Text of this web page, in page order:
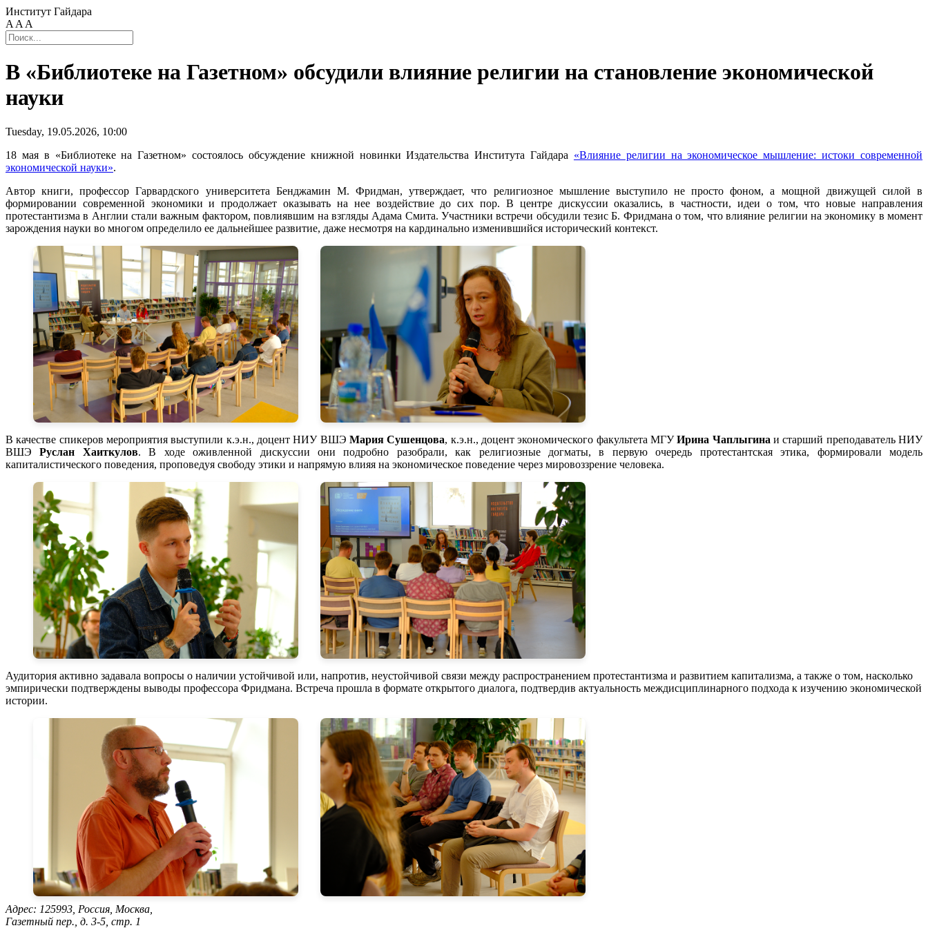
Институт Гайдара
A A A
В «Библиотеке на Газетном» обсудили влияние религии на становление экономической
науки
Tuesday, 19.05.2026, 10:00
18 мая в «Библиотеке на Газетном» состоялось обсуждение книжной новинки Издательства Института Гайдара «Влияние религии на экономическое мышление: истоки современной
экономической науки».
Автор книги, профессор Гарвардского университета Бенджамин М. Фридман, утверждает, что религиозное мышление выступило не просто фоном, а мощной движущей силой в
формировании современной экономики и продолжает оказывать на нее воздействие до сих пор. В центре дискуссии оказались, в частности, идеи о том, что новые направления
протестантизма в Англии стали важным фактором, повлиявшим на взгляды Адама Смита. Участники встречи обсудили тезис Б. Фридмана о том, что влияние религии на экономику в момент
зарождения науки во многом определило ее дальнейшее развитие, даже несмотря на кардинально изменившийся исторический контекст.
В качестве спикеров мероприятия выступили к.э.н., доцент НИУ ВШЭ Мария Сушенцова, к.э.н., доцент экономического факультета МГУИрина Чаплыгина и старший преподаватель НИУ
ВШЭРуслан Хаиткулов. В ходе оживленной дискуссии они подробно разобрали, как религиозные догматы, в первую очередь протестантская этика, формировали модель
капиталистического поведения, проповедуя свободу этики и напрямую влияя на экономическое поведение через мировоззрение человека.
Аудитория активно задавала вопросы о наличии устойчивой или, напротив, неустойчивой связи между распространением протестантизма и развитием капитализма, а также о том, насколько
эмпирически подтверждены выводы профессора Фридмана. Встреча прошла в формате открытого диалога, подтвердив актуальность междисциплинарного подхода к изучению экономической
истории.
Адрес: 125993, Россия, Москва,
Газетный пер., д. 3-5, стр. 1